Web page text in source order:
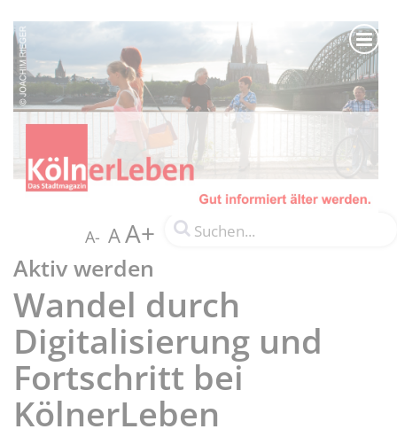
A- AA+
Aktiv werden
Wandel durch
Digitalisierung und
Fortschritt bei
KölnerLeben